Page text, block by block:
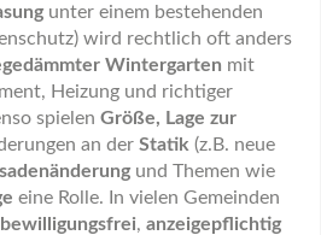
unter einem bestehenden
wird rechtlich oft anders
Wintergarten mit
Heizung und richtiger
spielen Größe, Lage zur
an der Statik (z.B. neue
und Themen wie
eine Rolle. In vielen Gemeinden
bewilligungsfrei, anzeigepflichtig